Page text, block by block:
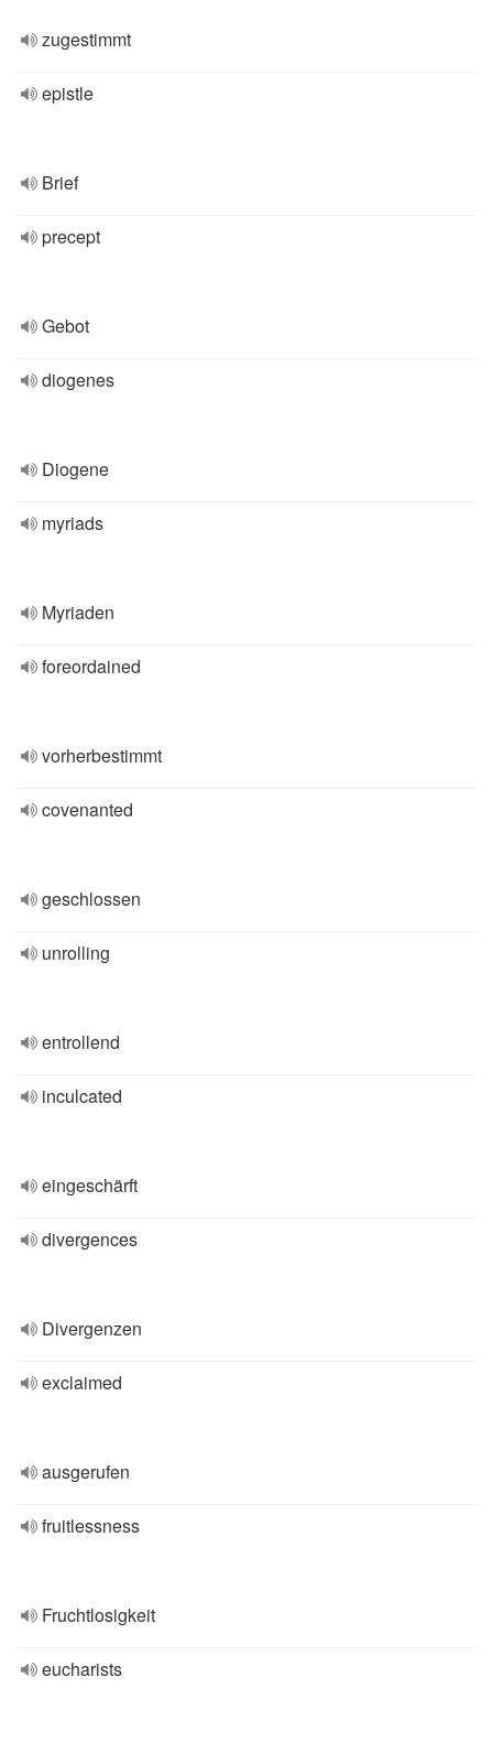
zugestimmt
epistle
Brief
precept
Gebot
diogenes
Diogene
myriads
Myriaden
foreordained
vorherbestimmt
covenanted
geschlossen
unrolling
entrollend
inculcated
eingeschärft
divergences
Divergenzen
exclaimed
ausgerufen
fruitlessness
Fruchtlosigkeit
eucharists